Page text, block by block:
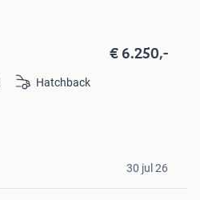
€ 6.250,-
Hatchback
30 jul 26